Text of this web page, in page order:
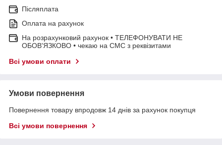
Післяплата
Оплата на рахунок
На розрахунковий рахунок • ТЕЛЕФОНУВАТИ НЕ
ОБОВ'ЯЗКОВО • чекаю на СМС з реквізитами
Всі умови оплати
Умови повернення
Повернення товару впродовж 14 днів за рахунок покупця
Всі умови повернення